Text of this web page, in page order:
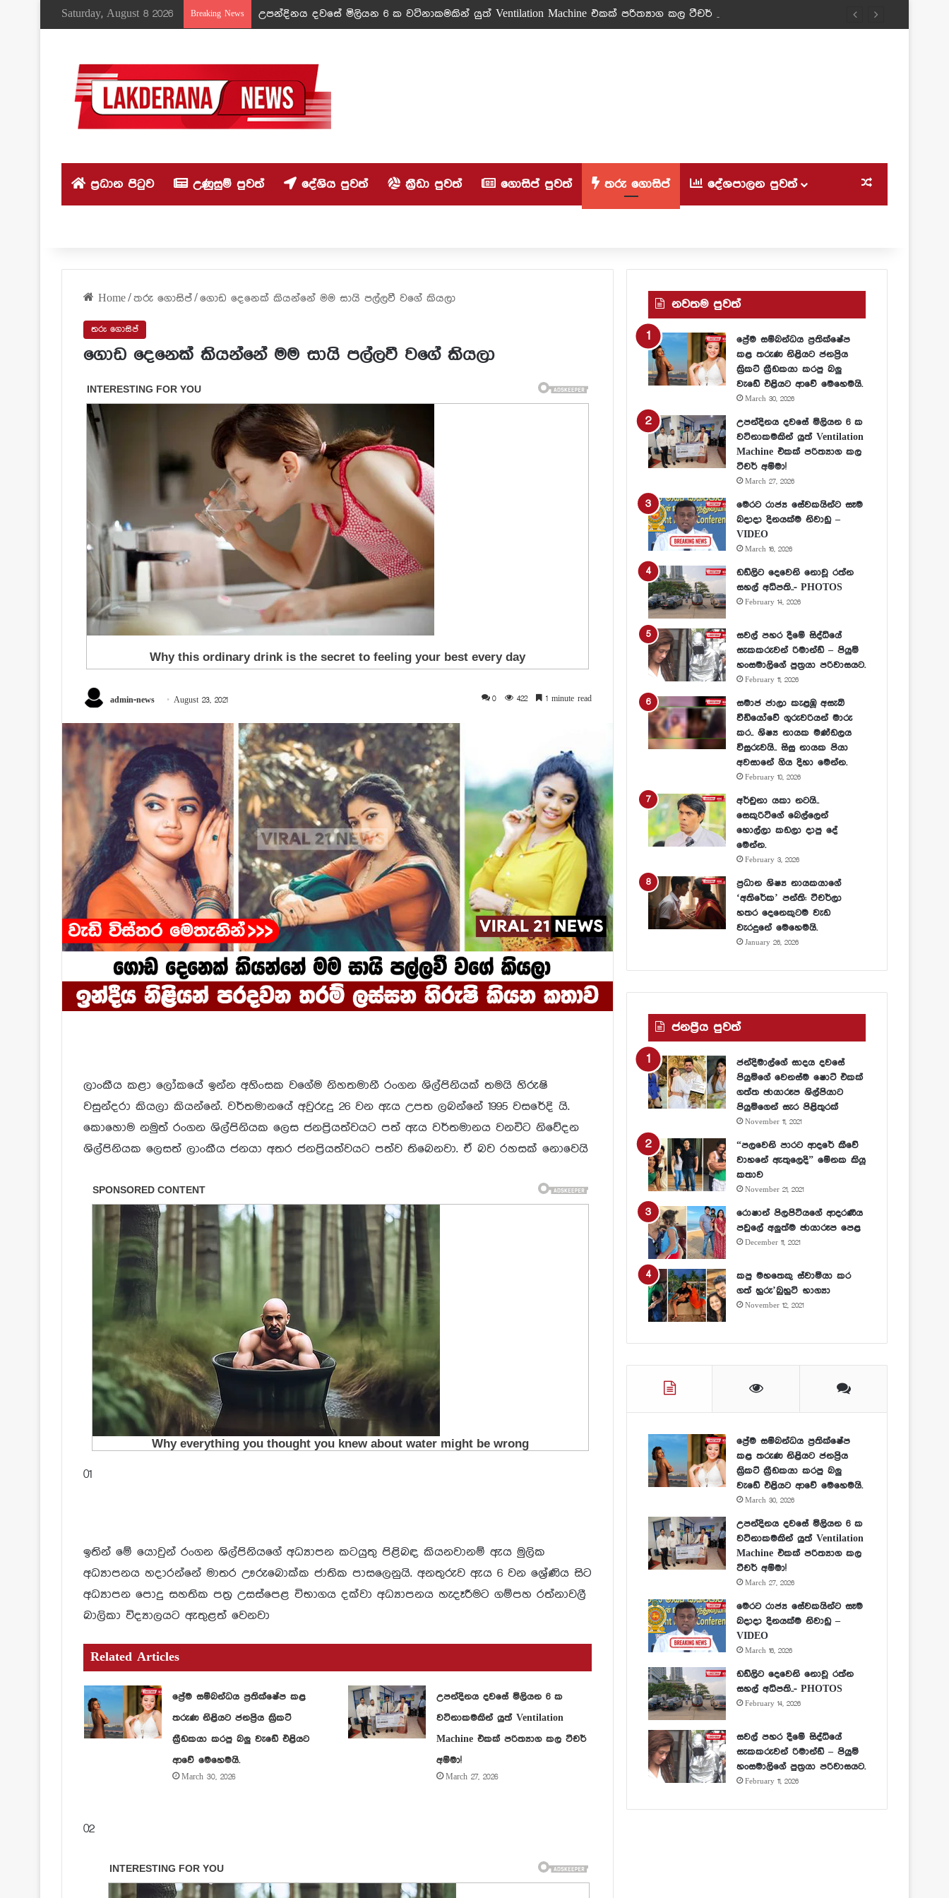
Saturday, August 8 2026 Breaking News උපන්දිනය දවසේ මිලියන 6 ක වටිනාකමකින් යුත් Ventilation Machine එකක් පරිත්‍යාග කල ටීචර් අම්මා!
ප්‍රධාන පිටුව උණුසුම් පුවත් දේශිය පුවත් ක්‍රීඩා පුවත් ගොසිප් පුවත් තරු ගොසිප් දේශපාලන පුවත් Random Article
Home/තරු ගොසිප්/ගොඩ දෙනෙක් කියන්නේ මම සායි පල්ලවී වගේ කියලා
තරු ගොසිප්
ගොඩ දෙනෙක් කියන්නේ මම සායි පල්ලවී වගේ කියලා
admin-news August 23, 2021 0 422 1 minute read
ලාංකීය කළා ලෝකයේ ඉන්න අහිංසක වගේම නිහතමානී රංගන ශිල්පිනියක් තමයි හිරුෂි
වසුන්දරා කියලා කියන්නේ. වර්තමානයේ අවුරුදු 26 වන ඇය උපත ලබන්නේ 1995 වසරේදි යි.
කොහොම නමුත් රංගන ශිල්පිනියක ලෙස ජනප්‍රියත්වයට පත් ඇය වර්තමානය වනවිට නිවේදන
ශිල්පිනියක ලෙසත් ලාංකීය ජනයා අතර ජනප්‍රියත්වයට පත්ව තිබෙනවා. ඒ බව රහසක් නොවෙයි
01
ඉතින් මේ යොවුන් රංගන ශිල්පිනියගේ අධ්‍යාපන කටයුතු පිළිබඳ කියනවානම් ඇය මුලික
අධ්‍යාපනය හදාරන්නේ මාතර ඌරුබොක්ක ජාතික පාසලෙනුයි. අනතුරුව ඇය 6 වන ශ්‍රේණිය සිට
අධ්‍යාපන පොදු සහතික පත්‍ර උසස්පෙළ විභාගය දක්වා අධ්‍යාපනය හැදෑරීමට ගම්පහ ‍රත්නාවලී
බාලිකා විද්‍යාලයට ඇතුළත් වෙනවා
Related Articles
ප්‍රේම සම්බන්ධය ප්‍රතික්ෂේප කළ
තරුණ නිළියට ජනප්‍රිය ක්‍රිකට්
ක්‍රීඩකයා කරපු බලු වැඩේ එළියට
ආවේ මෙහෙමයි.
March 30, 2026
උපන්දිනය දවසේ මිලියන 6 ක
වටිනාකමකින් යුත් Ventilation
Machine එකක් පරිත්‍යාග කල ටීචර්
අම්මා!
March 27, 2026
02
නවතම පුවත්
ප්‍රේම සම්බන්ධය ප්‍රතික්ෂේප
කළ තරුණ නිළියට ජනප්‍රිය
ක්‍රිකට් ක්‍රීඩකයා කරපු බලු
වැඩේ එළියට ආවේ මෙහෙමයි.
March 30, 2026
උපන්දිනය දවසේ මිලියන 6 ක
වටිනාකමකින් යුත් Ventilation
Machine එකක් පරිත්‍යාග කල
ටීචර් අම්මා!
March 27, 2026
මෙරට රාජ්‍ය සේවකයින්ට සෑම
බදාදා දිනයක්ම නිවාඩු –
VIDEO
March 16, 2026
ඩඩ්ලිට දෙවෙනි නොවූ රත්න
සහල් අධිපති..- PHOTOS
February 14, 2026
සවල් පහර දීමේ සිද්ධියේ
සැකකරුවන් රිමාන්ඩ් – පියුමි
හංසමාලිගේ පුත්‍රයා පරිවාසයට.
February 11, 2026
සමාජ ජාලා කැළඹූ අසැබි
වීඩියෝවේ ගුරුවරියන් මාරු
කර.. ශිෂ්‍ය නායක මණ්ඩලය
විසුරුවයි.. සිසු නායක පියා
අවසානේ ගිය දිහා මෙන්න.
February 10, 2026
අර්චුනා යකා නටයි..
සෙකුරිටිගේ බෙල්ලෙන්
හොල්ලා කඩලා දාපු දේ
මෙන්න.
February 3, 2026
ප්‍රධාන ශිෂ්‍ය නායකයාගේ
‘අතිරේක’ පන්ති: ටීචර්ලා
හතර දෙනෙකුටම වැඩ
වැරදුනේ මෙහෙමයි.
January 26, 2026
ජනප්‍රීය පුවත්
ජන්දිමාල්ගේ සාදය දවසේ
පියුමිගේ වෙනස්ම ෂොට් එකක්
ගත්ත ඡායාරූප ශිල්පියාට
පියුමිගෙන් සැර පිළිතුරක්
November 11, 2021
“පලවෙනි පාරට ආදරේ කීවේ
වාහනේ ඇතුලෙදි” මේනක කියූ
කතාව
November 21, 2021
රොෂාන් පිලපිටියගේ ආදරණීය
පවුලේ අලුත්ම ඡායාරූප පෙළ
December 11, 2021
කපු මහතෙකු ස්වාමියා කර
ගත් හුරු’බුහුටි භාග්‍යා
November 12, 2021
ප්‍රේම සම්බන්ධය ප්‍රතික්ෂේප
කළ තරුණ නිළියට ජනප්‍රිය
ක්‍රිකට් ක්‍රීඩකයා කරපු බලු
වැඩේ එළියට ආවේ මෙහෙමයි.
March 30, 2026
උපන්දිනය දවසේ මිලියන 6 ක
වටිනාකමකින් යුත් Ventilation
Machine එකක් පරිත්‍යාග කල
ටීචර් අම්මා!
March 27, 2026
මෙරට රාජ්‍ය සේවකයින්ට සෑම
බදාදා දිනයක්ම නිවාඩු –
VIDEO
March 16, 2026
ඩඩ්ලිට දෙවෙනි නොවූ රත්න
සහල් අධිපති..- PHOTOS
February 14, 2026
සවල් පහර දීමේ සිද්ධියේ
සැකකරුවන් රිමාන්ඩ් – පියුමි
හංසමාලිගේ පුත්‍රයා පරිවාසයට.
February 11, 2026